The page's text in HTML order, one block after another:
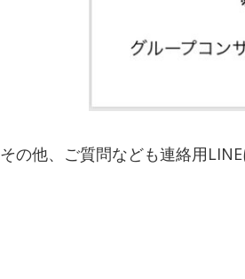
その他、ご質問なども連絡用